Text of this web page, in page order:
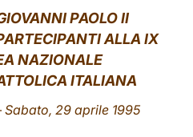
中文
LATINE
PAOLO II
ALLA IX
NAZIONALE
ITALIANA
29 aprile 1995